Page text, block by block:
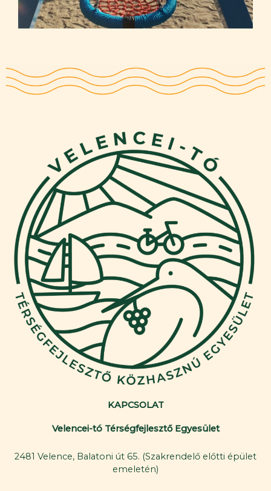
KAPCSOLAT
Velencei-tó Térségfejlesztő Egyesület
2481 Velence, Balatoni út 65. (Szakrendelő előtti épület
emeletén)